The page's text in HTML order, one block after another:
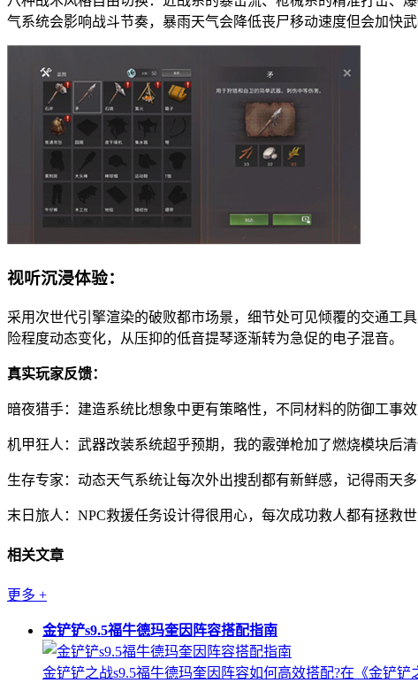
气系统会影响战斗节奏，暴雨天气会降低丧尸移动速度但会加快武
视听沉浸体验：
采用次世代引擎渲染的破败都市场景，细节处可见倾覆的交通工
险程度动态变化，从压抑的低音提琴逐渐转为急促的电子混音。
真实玩家反馈：
暗夜猎手：建造系统比想象中更有策略性，不同材料的防御工事
机甲狂人：武器改装系统超乎预期，我的霰弹枪加了燃烧模块后
生存专家：动态天气系统让每次外出搜刮都有新鲜感，记得雨天多
末日旅人：NPC救援任务设计得很用心，每次成功救人都有拯救
相关文章
更多 +
金铲铲s9.5福牛德玛奎因阵容搭配指南
金铲铲之战s9.5福牛德玛奎因阵容如何高效搭配?在《金铲